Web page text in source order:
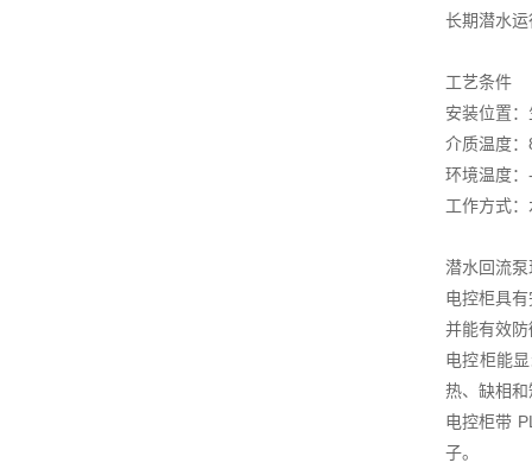
长期潜水
工艺条件
安装位置
介质温度
环境温度
工作方式
潜水回流
电控柜具
并能有效
电控柜能
热、缺相
电控柜带
子。